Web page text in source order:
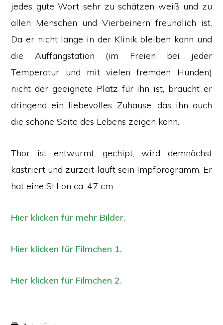
jedes gute Wort sehr zu schätzen weiß und zu
allen Menschen und Vierbeinern freundlich ist.
Da er nicht lange in der Klinik bleiben kann und
die Auffangstation (im Freien bei jeder
Temperatur und mit vielen fremden Hunden)
nicht der geeignete Platz für ihn ist, braucht er
dringend ein liebevolles Zuhause, das ihn auch
die schöne Seite des Lebens zeigen kann.
Thor ist entwurmt, gechipt, wird demnächst
kastriert und zurzeit läuft sein Impfprogramm. Er
hat eine SH on ca. 47 cm.
Hier klicken für mehr Bilder.
Hier klicken für Filmchen 1.
Hier klicken für Filmchen 2.